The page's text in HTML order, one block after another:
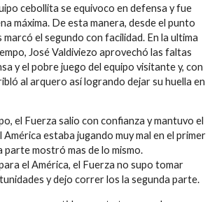
cebollita se equivoco en defensa y fue
máxima. De esta manera, desde el punto
marcó el segundo con facilidad. En la ultima
José Valdiviezo aprovechó las faltas
y el pobre juego del equipo visitante y, con
al arquero así logrando dejar su huella en
el Fuerza salio con confianza y mantuvo el
estaba jugando muy mal en el primer
parte mostró mas de lo mismo.
el América, el Fuerza no supo tomar
y dejo correr los la segunda parte.